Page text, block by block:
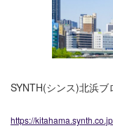
SYNTH(シンス)北浜ブ
https://